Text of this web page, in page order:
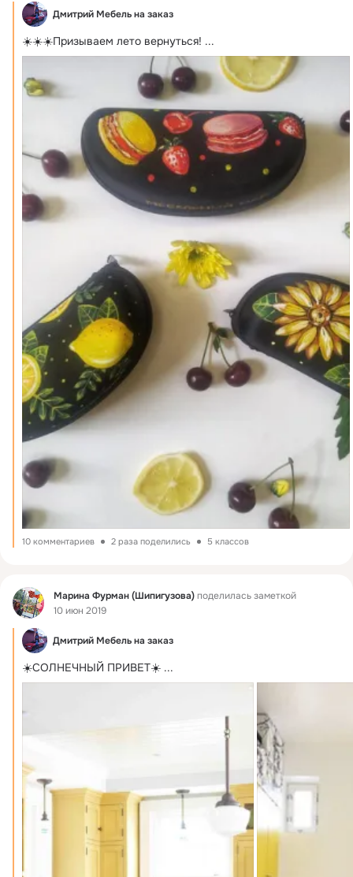
Дмитрий Мебель на заказ
☀️☀️☀️Призываем лето вернуться! ...
10 комментариев 2 раза поделились 5 классов
Фид Марина Фурман (Шипигузова)поделилась заметкой
10 июн 2019
Дмитрий Мебель на заказ
☀️СОЛНЕЧНЫЙ ПРИВЕТ☀️ ...